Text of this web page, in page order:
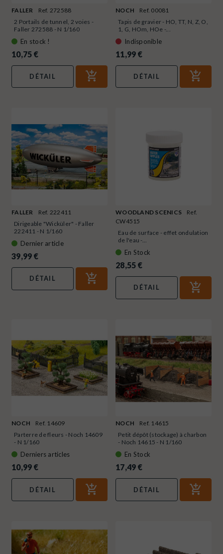
FALLER
Ref. 272588
2 Portails de tunnel, 2 voies -
Faller 272588 - N 1/160
En stock !
10,75 €
DÉTAIL
NOCH
Ref. 00081
Tapis de gravier - HO, TT, N, Z, O,
1, G, HOm, HOe -...
Indisponible
11,99 €
DÉTAIL
FALLER
Ref. 222411
Dirigeable "Wicküler" - Faller
222411 - N 1/160
Dernier article
39,99 €
DÉTAIL
WOODLAND SCENICS
Ref.
CW4515
Eau de surface - effet ondulation
de l'eau -...
En Stock
28,55 €
DÉTAIL
NOCH
Ref. 14609
Parterre de fleurs - Noch 14609
- N 1/160
Derniers articles
10,99 €
DÉTAIL
NOCH
Ref. 14615
Petit dépôt (stockage) à charbon
- Noch 14615 - N 1/160
En Stock
17,49 €
DÉTAIL